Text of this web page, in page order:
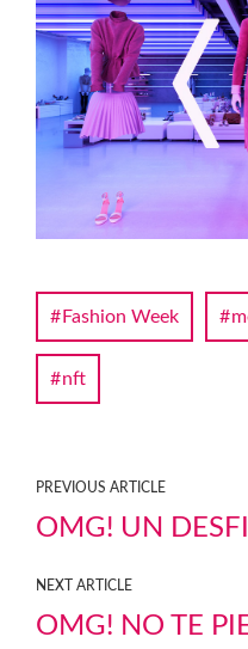
Fashion Week
nft
PREVIOUS ARTICLE
OMG! UN
NEXT ARTICLE
OMG! NO TE